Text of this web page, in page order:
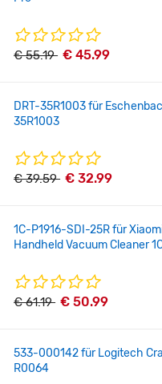
€ 55.19 € 45.99
DRT-35R1003 für
35R1003
€ 39.59 € 32.99
1C-P1916-SDI-25R für
Handheld Vacuum Cleaner
€ 61.19 € 50.99
533-000142 für Logitech
R0064